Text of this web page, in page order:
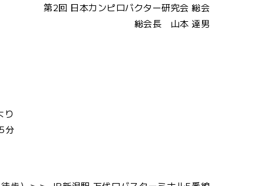
第2回 日本カンピロバクター研究会 総会
総会長 山本 達男
り
分